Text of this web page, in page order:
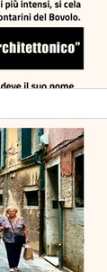
Notizie dal mondo